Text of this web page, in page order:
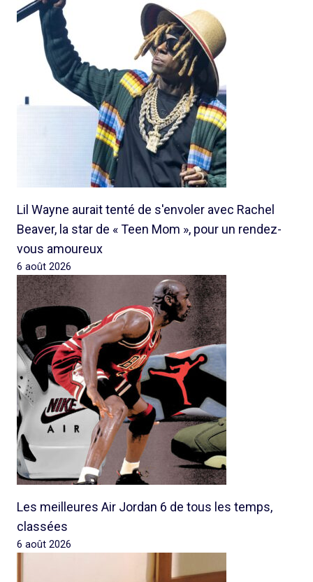
Lil Wayne aurait tenté de s'envoler avec Rachel
Beaver, la star de « Teen Mom », pour un rendez-
vous amoureux
6 août 2026
Les meilleures Air Jordan 6 de tous les temps,
classées
6 août 2026